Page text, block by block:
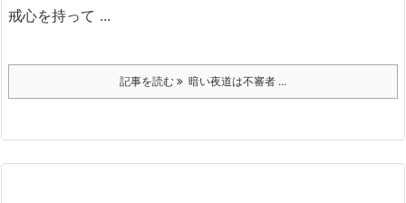
戒心を持って ...
記事を読む 暗い夜道は不審者 ...